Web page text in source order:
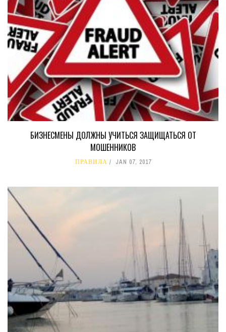
БИЗНЕСМЕНЫ ДОЛЖНЫ УЧИТЬСЯ ЗАЩИЩАТЬСЯ ОТ
МОШЕННИКОВ
ПРАВИЛА JAN 07, 2017